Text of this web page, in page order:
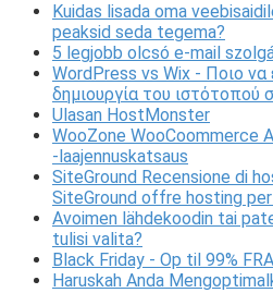
Kuidas lisada oma
peaksid seda tegema?
5 legjobb olcsó e-mail
WordPress vs Wix - Ποιο να
δημιουργία του ιστότοπού
Ulasan HostMonster
WooZone WooCoommerce
-laajennuskatsaus
SiteGround Recensione di
SiteGround offre hosting
Avoimen lähdekoodin tai
tulisi valita?
Black Friday - Op til 99%
Haruskah Anda